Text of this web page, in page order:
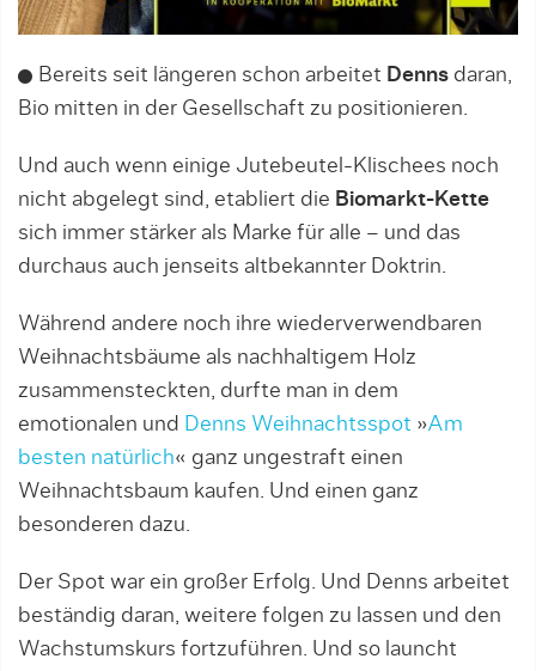
Bereits seit längeren schon arbeitet Denns daran,
Bio mitten in der Gesellschaft zu positionieren.
Und auch wenn einige Jutebeutel-Klischees noch
nicht abgelegt sind, etabliert die Biomarkt-Kette
sich immer stärker als Marke für alle – und das
durchaus auch jenseits altbekannter Doktrin.
Während andere noch ihre wiederverwendbaren
Weihnachtsbäume als nachhaltigem Holz
zusammensteckten, durfte man in dem
emotionalen und Denns Weihnachtsspot »Am
besten natürlich« ganz ungestraft einen
Weihnachtsbaum kaufen. Und einen ganz
besonderen dazu.
Der Spot war ein großer Erfolg. Und Denns arbeitet
beständig daran, weitere folgen zu lassen und den
Wachstumskurs fortzuführen. Und so launcht